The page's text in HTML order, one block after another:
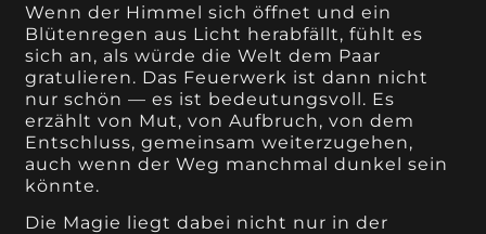
Wenn der Himmel sich öffnet und ein
Blütenregen aus Licht herabfällt, fühlt es
sich an, als würde die Welt dem Paar
gratulieren. Das Feuerwerk ist dann nicht
nur schön — es ist bedeutungsvoll. Es
erzählt von Mut, von Aufbruch, von dem
Entschluss, gemeinsam weiterzugehen,
auch wenn der Weg manchmal dunkel sein
könnte.
Die Magie liegt dabei nicht nur in der